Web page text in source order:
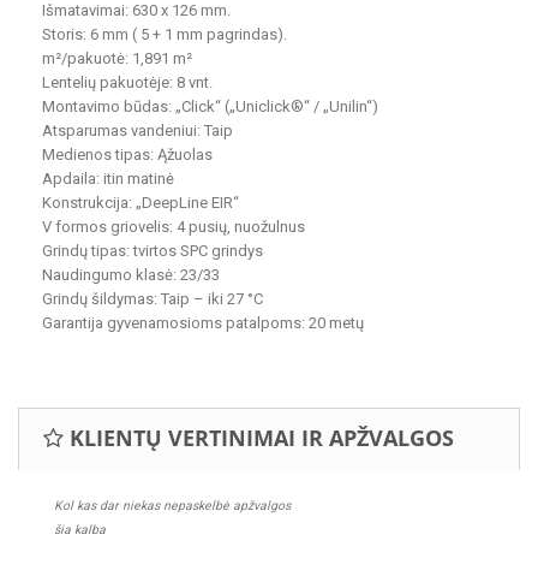
Išmatavimai: 630 x 126 mm.
Storis: 6 mm ( 5 + 1 mm pagrindas).
m²/pakuotė: 1,891 m²
Lentelių pakuotėje: 8 vnt.
Montavimo būdas: „Click“ („Uniclick®“ / „Unilin“)
Atsparumas vandeniui: Taip
Medienos tipas: Ąžuolas
Apdaila: itin matinė
Konstrukcija: „DeepLine EIR“
V formos griovelis: 4 pusių, nuožulnus
Grindų tipas: tvirtos SPC grindys
Naudingumo klasė: 23/33
Grindų šildymas: Taip – ​​iki 27 °C
Garantija gyvenamosioms patalpoms: 20 metų
KLIENTŲ VERTINIMAI IR APŽVALGOS
Kol kas dar niekas nepaskelbė apžvalgos
šia kalba